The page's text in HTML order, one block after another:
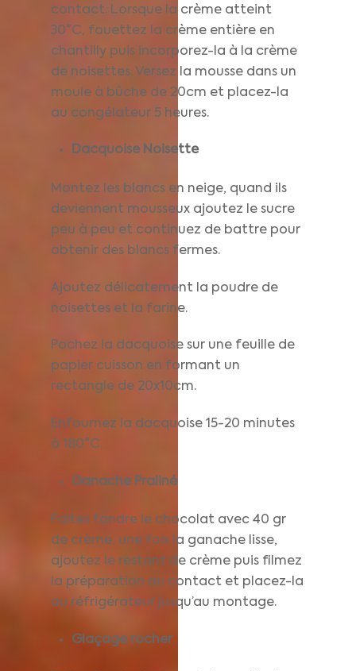
contact. Lorsque la crème atteint
30°C, fouettez la crème entière en
chantilly puis incorporez-la à la crème
de noisettes. Versez la mousse dans un
moule à bûche de 20cm et placez-la
au congélateur 5 heures.
Dacquoise Noisette
Montez les blancs en neige, quand ils
deviennent mousseux ajoutez le sucre
peu à peu et continuez de battre pour
obtenir des blancs fermes.
Ajoutez délicatement la poudre de
noisettes et la farine.
Pochez la dacquoise sur une feuille de
papier cuisson en formant un
rectangle de 20x10cm.
Enfournez la dacquoise 15-20 minutes
à 180°C.
Ganache Praliné
Faites fondre le chocolat avec 40 gr
de crème, une fois la ganache lisse,
ajoutez le restant de crème puis filmez
la préparation au contact et placez-la
au réfrigérateur jusqu’au montage.
Glaçage rocher